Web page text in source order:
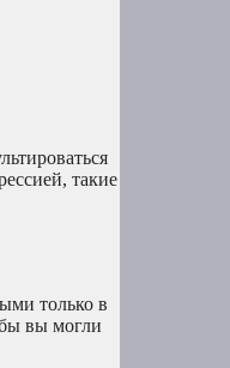
такие
только в
вы могли